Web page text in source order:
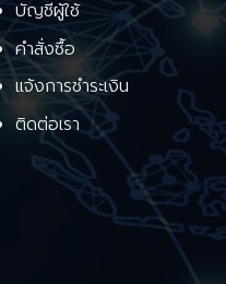
บัญชีผู้ใช้
คำสั่งซื้อ
แจ้งการชำระเงิน
ติดต่อเรา